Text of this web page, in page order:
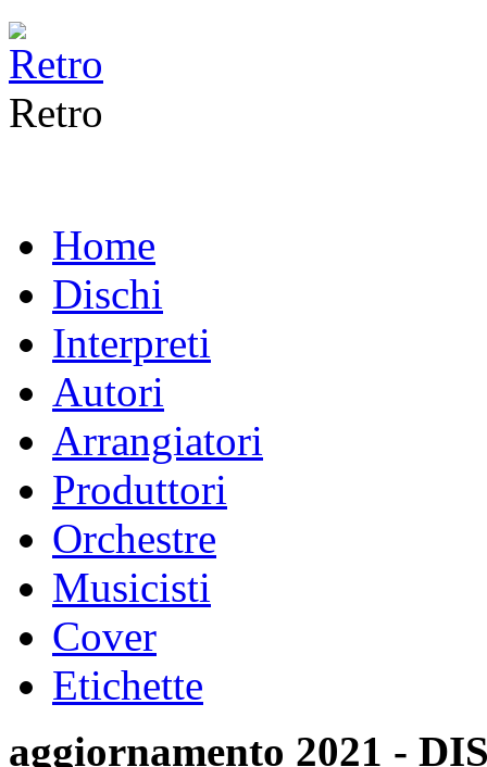
Retro
Home
Dischi
Interpreti
Autori
Arrangiatori
Produttori
Orchestre
Musicisti
Cover
Etichette
aggiornamento 2021 -